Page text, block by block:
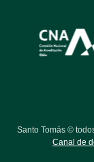
Santo Tomás ©
Canal de